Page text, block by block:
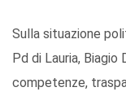
Sulla situazione
Pd di Lauria, Biagio
competenze,